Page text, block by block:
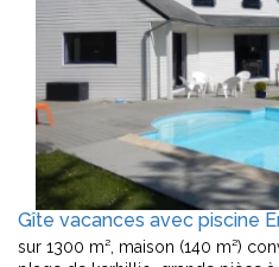
Gîte vacances avec piscine
sur 1300 m², maison (140 m²)